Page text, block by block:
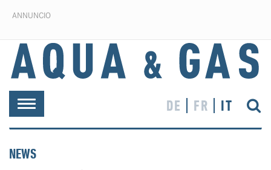
ANNUNCIO
Toggle
navigation
DE FR IT
NEWS